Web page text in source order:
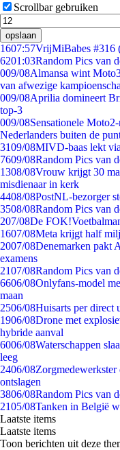
Scrollbar gebruiken
opslaan
1607:57VrijMiBabes #316
6201:03Random Pics van
009/08Almansa wint
van afwezige
009/08Aprilia domineert
top-3
009/08Sensationele
Nederlanders buiten de
3109/08MIVD-baas lekt
7609/08Random Pics van
1308/08Vrouw krijgt 30
misdienaar in kerk
4408/08PostNL-bezorger
3508/08Random Pics van
207/08De
1607/08Meta krijgt half
2007/08Denemarken pakt
examens
2107/08Random Pics van
6606/08Onlyfans-model
maan
2506/08Huisarts per direct
1906/08Drone met
hybride aanval
6006/08Waterschappen
leeg
2406/08Zorgmedewerkster
ontslagen
3806/08Random Pics van
2105/08Tanken in België
Laatste items
Laatste items
Toon berichten uit deze